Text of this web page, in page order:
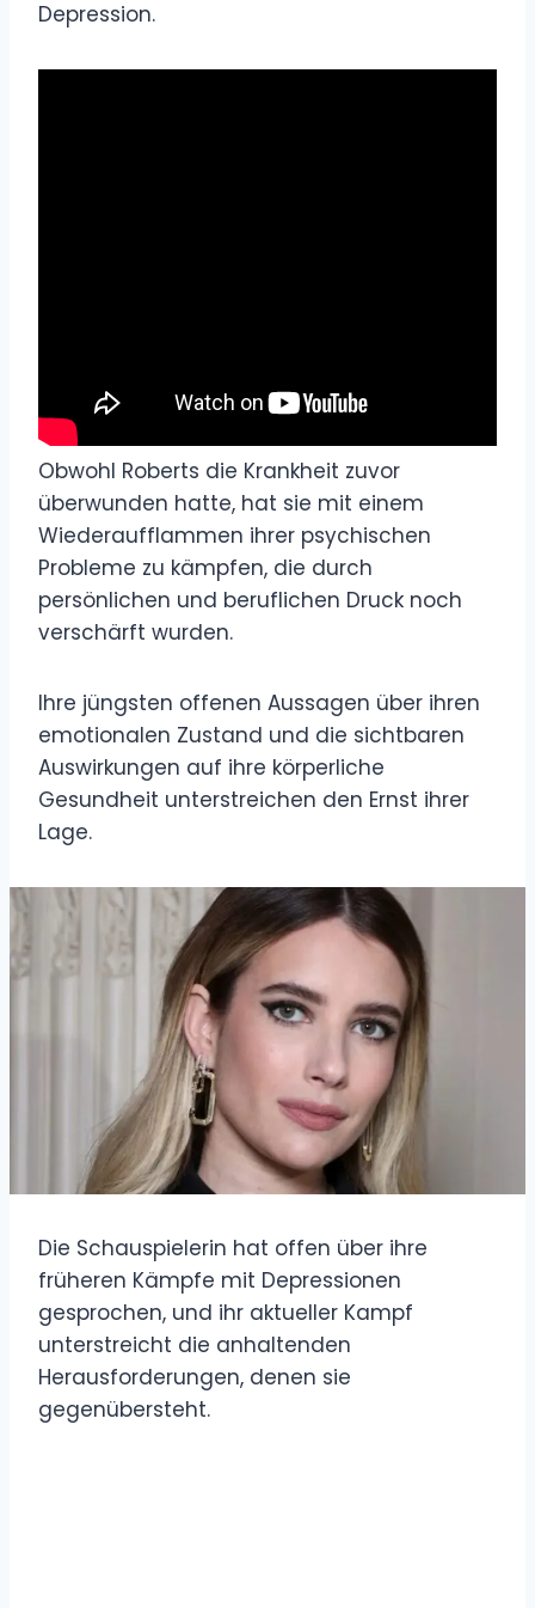
Depression.
Obwohl Roberts die Krankheit zuvor
überwunden hatte, hat sie mit einem
Wiederaufflammen ihrer psychischen
Probleme zu kämpfen, die durch
persönlichen und beruflichen Druck noch
verschärft wurden.
Ihre jüngsten offenen Aussagen über ihren
emotionalen Zustand und die sichtbaren
Auswirkungen auf ihre körperliche
Gesundheit unterstreichen den Ernst ihrer
Lage.
Die Schauspielerin hat offen über ihre
früheren Kämpfe mit Depressionen
gesprochen, und ihr aktueller Kampf
unterstreicht die anhaltenden
Herausforderungen, denen sie
gegenübersteht.